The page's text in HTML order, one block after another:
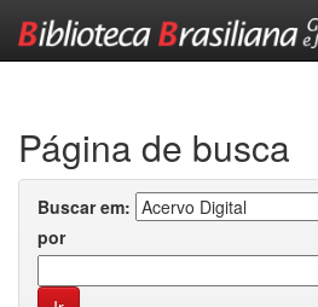
Página de busca
Buscar em:
por